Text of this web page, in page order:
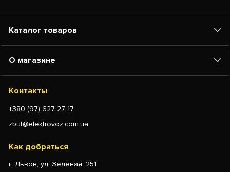
Каталог товаров
О магазине
Контакты
+380 (97) 627 27 17
zbut@elektrovoz.com.ua
Как добраться
г. Львов, ул. Зеленая, 251